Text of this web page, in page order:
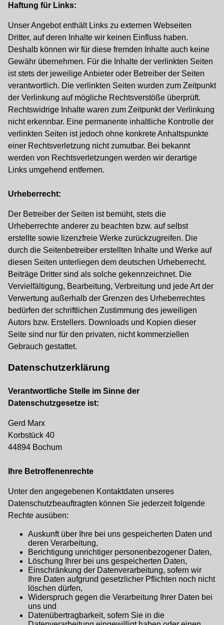
Haftung für Links:
Unser Angebot enthält Links zu externen Webseiten
Dritter, auf deren Inhalte wir keinen Einfluss haben.
Deshalb können wir für diese fremden Inhalte auch keine
Gewähr übernehmen. Für die Inhalte der verlinkten Seiten
ist stets der jeweilige Anbieter oder Betreiber der Seiten
verantwortlich. Die verlinkten Seiten wurden zum Zeitpunkt
der Verlinkung auf mögliche Rechtsverstöße überprüft.
Rechtswidrige Inhalte waren zum Zeitpunkt der Verlinkung
nicht erkennbar. Eine permanente inhaltliche Kontrolle der
verlinkten Seiten ist jedoch ohne konkrete Anhaltspunkte
einer Rechtsverletzung nicht zumutbar. Bei bekannt
werden von Rechtsverletzungen werden wir derartige
Links umgehend entfernen.
Urheberrecht:
Der Betreiber der Seiten ist bemüht, stets die
Urheberrechte anderer zu beachten bzw. auf selbst
erstellte sowie lizenzfreie Werke zurückzugreifen. Die
durch die Seitenbetreiber erstellten Inhalte und Werke auf
diesen Seiten unterliegen dem deutschen Urheberrecht.
Beiträge Dritter sind als solche gekennzeichnet. Die
Vervielfältigung, Bearbeitung, Verbreitung und jede Art der
Verwertung außerhalb der Grenzen des Urheberrechtes
bedürfen der schriftlichen Zustimmung des jeweiligen
Autors bzw. Erstellers. Downloads und Kopien dieser
Seite sind nur für den privaten, nicht kommerziellen
Gebrauch gestattet.
Datenschutzerklärung
Verantwortliche Stelle im Sinne der
Datenschutzgesetze ist:
Gerd Marx
Korbstück 40
44894 Bochum
Ihre Betroffenenrechte
Unter den angegebenen Kontaktdaten unseres
Datenschutzbeauftragten können Sie jederzeit folgende
Rechte ausüben:
Auskunft über Ihre bei uns gespeicherten Daten und
deren Verarbeitung,
Berichtigung unrichtiger personenbezogener Daten,
Löschung Ihrer bei uns gespeicherten Daten,
Einschränkung der Datenverarbeitung, sofern wir
Ihre Daten aufgrund gesetzlicher Pflichten noch nicht
löschen dürfen,
Widerspruch gegen die Verarbeitung Ihrer Daten bei
uns und
Datenübertragbarkeit, sofern Sie in die